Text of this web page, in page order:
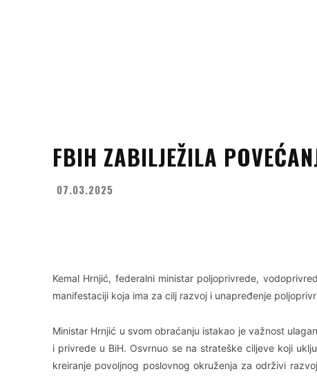
FBIH ZABILJEŽILA
07.03.2025
Kemal Hrnjić, federalni ministar poljoprivrede,
manifestaciji koja ima za cilj razvoj i unapređenje
Ministar Hrnjić u svom obraćanju istakao je važnost
i privrede u BiH. Osvrnuo se na strateške ciljeve koji
kreiranje povoljnog poslovnog okruženja za održivi